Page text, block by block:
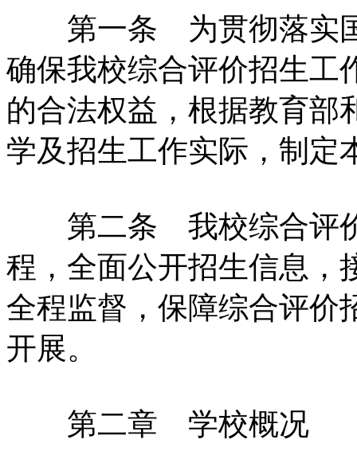
第一条 为贯彻落实国
确保我校综合评价招生工
的合法权益，根据教育部
学及招生工作实际，制定
第二条 我校综合评价
程，全面公开招生信息，
全程监督，保障综合评价
开展。
第二章 学校概况